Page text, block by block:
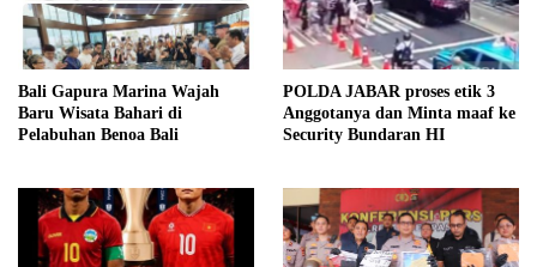
Bali Gapura Marina Wajah
Baru Wisata Bahari di
Pelabuhan Benoa Bali
POLDA JABAR proses etik 3
Anggotanya dan Minta maaf ke
Security Bundaran HI